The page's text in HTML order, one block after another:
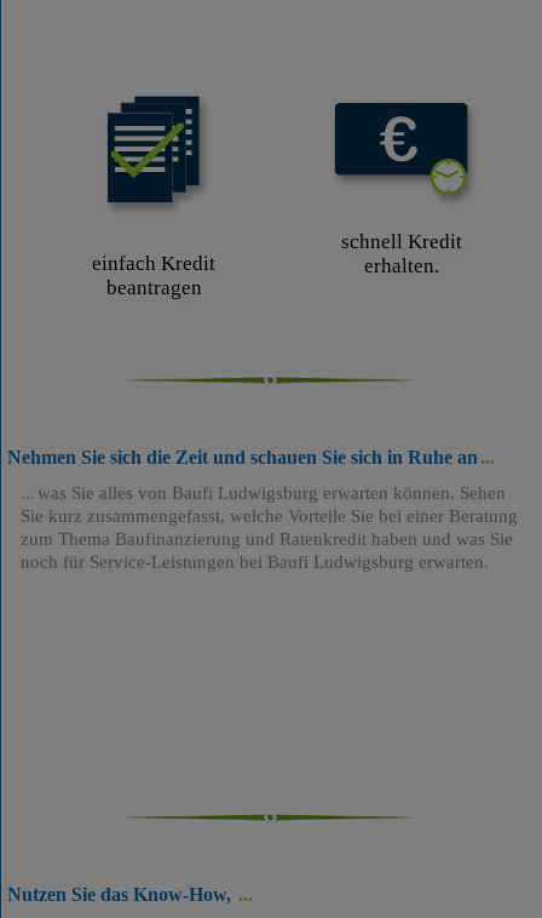
einfach Kredit
beantragen
schnell Kredit
erhalten.
Nehmen Sie sich die Zeit und schauen Sie sich in Ruhe an
was Sie alles von Baufi Ludwigsburg erwarten können. Sehen
Sie kurz zusammengefasst, welche Vorteile Sie bei einer Beratung
zum Thema Baufinanzierung und Ratenkredit haben und was Sie
noch für Service-Leistungen bei Baufi Ludwigsburg erwarten.
Nutzen Sie das Know-How,